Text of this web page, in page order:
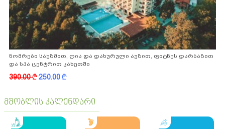
ნომრები საუზმით, ღია და დახურული აუზით, ფიტნეს დარბაზით
და სპა ცენტრით კახეთში
390.00k250.00k
მშობლის კალენდარი